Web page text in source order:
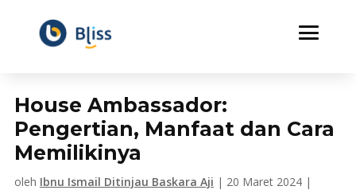
House Ambassador:
Pengertian, Manfaat dan Cara
Memilikinya
oleh Ibnu Ismail Ditinjau Baskara Aji | 20 Maret 2024|